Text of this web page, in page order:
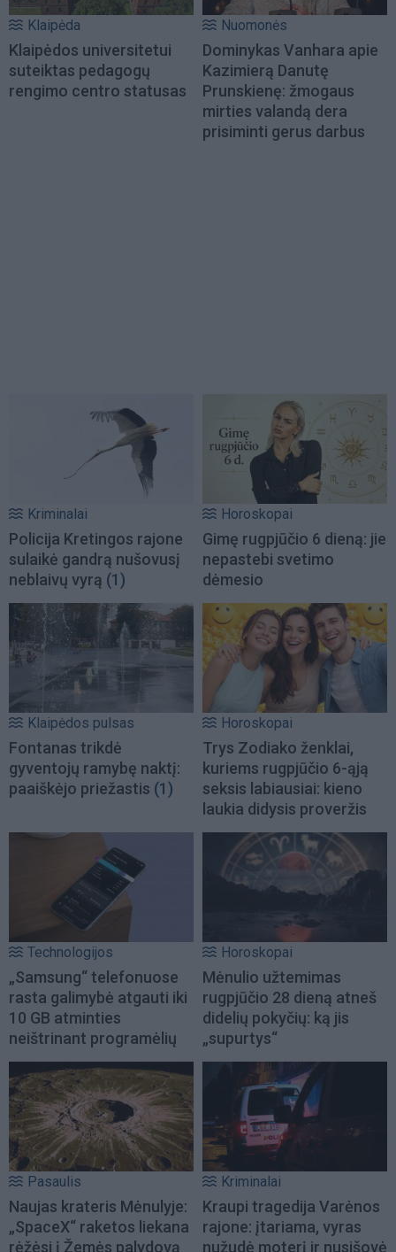
Klaipėda
Klaipėdos universitetui
suteiktas pedagogų
rengimo centro statusas
Nuomonės
Dominykas Vanhara apie
Kazimierą Danutę
Prunskienę: žmogaus
mirties valandą dera
prisiminti gerus darbus
Kriminalai
Policija Kretingos rajone
sulaikė gandrą nušovusį
neblaivų vyrą (1)
Horoskopai
Gimę rugpjūčio 6 dieną: jie
nepastebi svetimo
dėmesio
Klaipėdos pulsas
Fontanas trikdė
gyventojų ramybę naktį:
paaiškėjo priežastis (1)
Horoskopai
Trys Zodiako ženklai,
kuriems rugpjūčio 6-ąją
seksis labiausiai: kieno
laukia didysis proveržis
Technologijos
„Samsung“ telefonuose
rasta galimybė atgauti iki
10 GB atminties
neištrinant programėlių
Horoskopai
Mėnulio užtemimas
rugpjūčio 28 dieną atneš
didelių pokyčių: ką jis
„supurtys“
Pasaulis
Naujas krateris Mėnulyje:
„SpaceX“ raketos liekana
rėžėsi į Žemės palydovą
Kriminalai
Kraupi tragedija Varėnos
rajone: įtariama, vyras
nužudė moterį ir nusišovė